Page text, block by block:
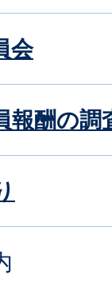
会
報酬の調